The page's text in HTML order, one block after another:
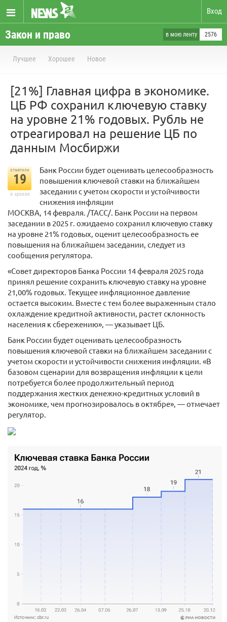
Вход
Закон и право в мою ленту 2576
Лучшее Хорошее Новое
[21%] Главная цифра в экономике.
ЦБ РФ сохранил ключевую ставку
на уровне 21% годовых. Рубль не
отреагировал на решение ЦБ по
данным Мосбиржи
отметили
19
в архиве
Банк России будет оценивать целесообразность
повышения ключевой ставки на ближайшем
заседании с учетом скорости и устойчивости
снижения инфляции
МОСКВА, 14 февраля. /ТАСС/. Банк России на первом
заседании в 2025 г. ожидаемо сохранил ключевую ставку
на уровне 21% годовых, оценит целесообразность ее
повышения на ближайшем заседании, следует из
сообщения регулятора.
«Совет директоров Банка России 14 февраля 2025 года
принял решение сохранить ключевую ставку на уровне
21,00% годовых. Текущее инфляционное давление
остается высоким. Вместе с тем более выраженным стало
охлаждение кредитной активности, растет склонность
населения к сбережению», — указывает ЦБ.
Банк России будет оценивать целесообразность
повышения ключевой ставки на ближайшем заседании с
учетом скорости и устойчивости снижения инфляции. «В
базовом сценарии для возвращения инфляции к цели
потребуется более продолжительный период
поддержания жестких денежно-кредитных условий в
экономике, чем прогнозировалось в октябре», — отмечает
регулятор.